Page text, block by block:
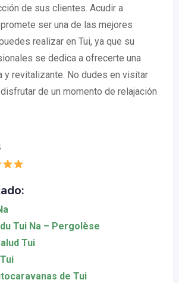
de sus clientes. Acudir a
ser una de las mejores
realizar en Tui, ya que su
se dedica a ofrecerte una
y revitalizante. No dudes en visitar
de un momento de relajación
Tui Na – Pergolèse
Tui
de Tui